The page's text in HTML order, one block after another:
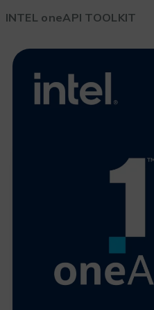
INTEL oneAPI TOOLKIT